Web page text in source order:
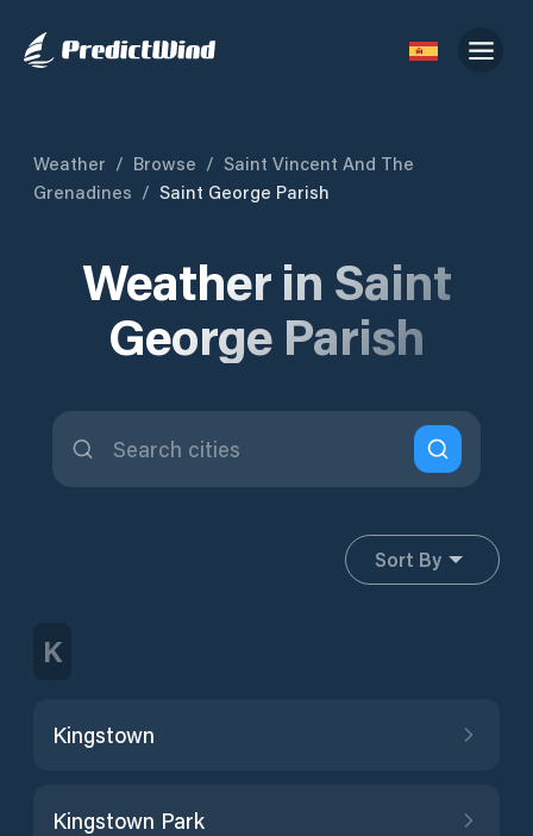
Weather / Browse / Saint Vincent And The
Grenadines / Saint George Parish
Weather in Saint
George Parish
Sort By
K
Kingstown
Kingstown Park